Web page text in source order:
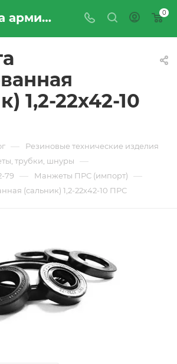
Манжета армированная (сальник) 1,2-22х42-10 ПРС - купить по цене производителя с доставкой по Москве и России | ПРОМРЕСУРССЕРВИС 0
1,2-22х42-10
— Резиновые технические изделия
трубки, шнуры —
79 — Манжеты ПРС (импорт) —
(сальник) 1,2-22х42-10 ПРС